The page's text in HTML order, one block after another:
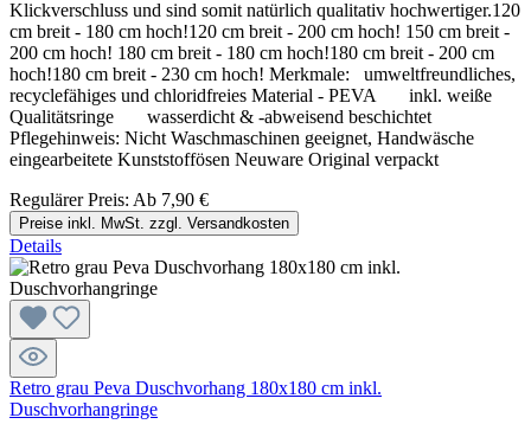
Klickverschluss und sind somit natürlich qualitativ hochwertiger.120
cm breit - 180 cm hoch!120 cm breit - 200 cm hoch! 150 cm breit -
200 cm hoch! 180 cm breit - 180 cm hoch!180 cm breit - 200 cm
hoch!180 cm breit - 230 cm hoch! Merkmale: umweltfreundliches,
recyclefähiges und chloridfreies Material - PEVA inkl. weiße
Qualitätsringe wasserdicht & -abweisend beschichtet
Pflegehinweis: Nicht Waschmaschinen geeignet, Handwäsche
eingearbeitete Kunststoffösen Neuware Original verpackt
Regulärer Preis: Ab 7,90 €
Preise inkl. MwSt. zzgl. Versandkosten
Details
Retro grau Peva Duschvorhang 180x180 cm inkl.
Duschvorhangringe